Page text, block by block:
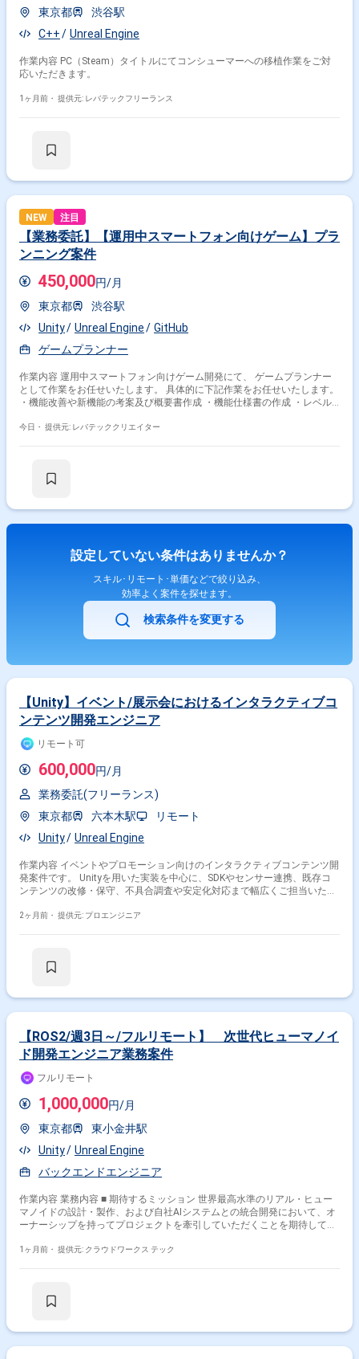
東京都
渋谷駅
C++
Unreal Engine
作業内容 PC（Steam）タイトルにてコンシューマーへの移植作業をご対
応いただきます。
1ヶ月前・ 提供元: レバテックフリーランス
NEW 注目
【業務委託】【運用中スマートフォン向けゲーム】プラ
ンニング案件
450,000円/月
東京都
渋谷駅
Unity
Unreal Engine
GitHub
ゲームプランナー
作業内容 運用中スマートフォン向けゲーム開発にて、 ゲームプランナー
として作業をお任せいたします。 具体的に下記作業をお任せいたします。
・機能改善や新機能の考案及び概要書作成 ・機能仕様書の作成 ・レベル
及び他セクションとの連携及び課題解決
今日・ 提供元: レバテッククリエイター
設定していない条件はありませんか？
スキル･リモート･単価などで絞り込み、
効率よく案件を探せます。
検索条件を変更する
【Unity】イベント/展示会におけるインタラクティブコ
ンテンツ開発エンジニア
リモート可
600,000円/月
業務委託(フリーランス)
東京都
六本木駅
リモート
Unity
Unreal Engine
作業内容 イベントやプロモーション向けのインタラクティブコンテンツ開
発案件です。 Unityを用いた実装を中心に、SDKやセンサー連携、既存コ
ンテンツの改修・保守、不具合調査や安定化対応まで幅広くご担当いただ
認、技術説明や進捗共有など、開発と運用の両面でご活躍いただく想定で
ンサー入力、VFX、UI、ゲームロジック、ログ設計
2ヶ月前・ 提供元: プロエンジニア
【ROS2/週3日～/フルリモート】 次世代ヒューマノイ
ド開発エンジニア業務案件
フルリモート
1,000,000円/月
東京都
東小金井駅
Unity
Unreal Engine
バックエンドエンジニア
作業内容 業務内容 ■ 期待するミッション 世界最高水準のリアル・ヒュー
マノイドの設計・製作、および自社AIシステムとの統合開発において、オ
ーナーシップを持ってプロジェクトを牽引していただくことを期待してい
た耐久性向上や、人の心を動かす自然な振る舞いの実現に貢献していただ
ユニットの制御（ファームウェア・組み込みシステム）の精密設計を行い
1ヶ月前・ 提供元: クラウドワークス テック